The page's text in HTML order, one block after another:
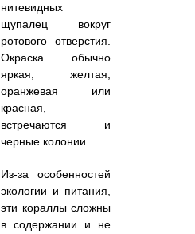
нитевидных
щупалец вокруг
ротового отверстия.
Окраска обычно
яркая, желтая,
оранжевая или
красная,
встречаются и
черные колонии.
Из-за особенностей
экологии и питания,
эти кораллы сложны
в содержании и не